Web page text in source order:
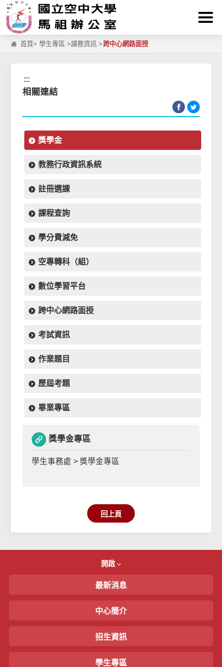
跳到主要內容區塊
:::
首頁>學生專區 >課務資訊 >跨中心網路面授
:::
相關連結
獎學金
教務行政資訊系統
註冊選課
課程查詢
學分費減免
空專轉科（組）
數位學習平台
跨中心網路面授
考試資訊
作業題目
歷屆考題
畢業專區
獎學金專區
學生事務處 > 獎學金專區
回上頁
開啟
最新消息
中心簡介
招生資訊
學生專區